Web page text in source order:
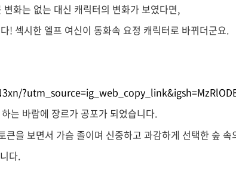
화는 없는 대신 캐릭터의 변화가 보였다면,
섹시한 엘프 여신이 동화속 요정 캐릭터로 바뀌더군요.
는 바람에 장르가 공포가 되었습니다.
을 보면서 가슴 졸이며 신중하고 과감하게 선택한 숲 속
다.